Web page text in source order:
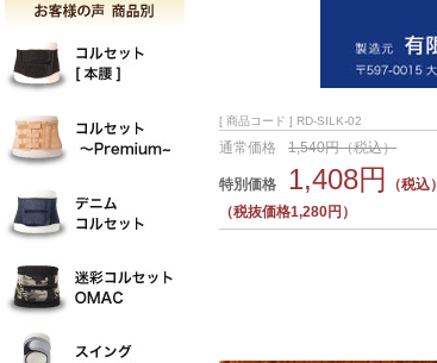
[ 商品コード ] RD-SILK-02
通常価格 1,540円（税込）
特別価格 1,408円
（税込）
（税抜価格1,280円）